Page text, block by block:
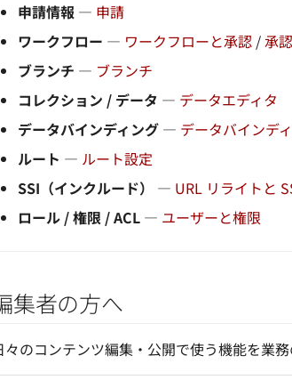
申請情報 — 申請
ワークフロー — ワークフローと承認 /承
ブランチ — ブランチ
コレクション / データ — データエディタ
データバインディング — データバインデ
ルート — ルート設定
SSI（インクルード）
— URL リライトと
ロール / 権限 / ACL — ユーザーと権限
集者の方へ
々のコンテンツ編集・公開で使う機能を業務